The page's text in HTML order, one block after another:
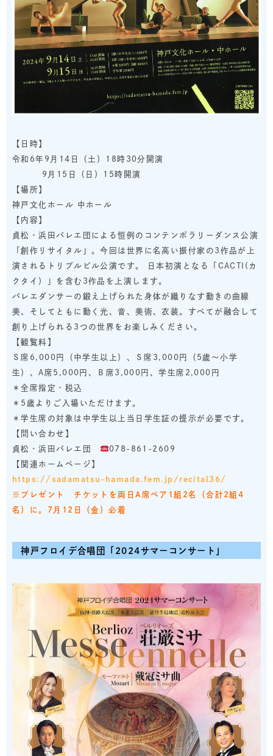
【日時】
令和6年9月14日（土）18時30分開演
9月15日（日）15時開演
【場所】
神戸文化ホール 中ホール
【内容】
貞松・浜田バレエ団による恒例のコンテンポラリーダンス公演
「創作リサイタル」。今回は世界に名高い振付家の3作品が上
演されるトリプルビル公演です。 日本初演となる「CACTI(カ
クタイ）」を含む3作品を上演します。
バレエダンサーの鍛え上げられた身体が織りなす動きの曲線
美、そしてともに動く光、音、美術、衣装。すべてが融合して
創り上げられる3つの世界をお楽しみください。
【観覧料】
Ｓ席6,000円（中学生以上）、Ｓ席3,000円（5歳～小学
生）、A席5,000円、Ｂ席3,000円、学生席2,000円
＊全席指定・税込
＊5歳よりご入場いただけます。
＊学生席の対象は中学生以上当日学生証の提示が必要です。
【問い合わせ】
貞松・浜田バレエ団
078-861-2609
【関連ホームページ】
https://sadamatsu-hamada.fem.jp/recital36/
※プレゼント チケットを両日A席ペア1組2名（合計2組4
名）に。7月12日（金）必着
神戸フロイデ合唱団「2024サマーコンサート」